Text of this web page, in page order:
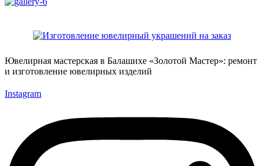
Ювелирная мастерская в Балашихе «Золотой Мастер»: ремонт
и изготовление ювелирных изделий
Instagram